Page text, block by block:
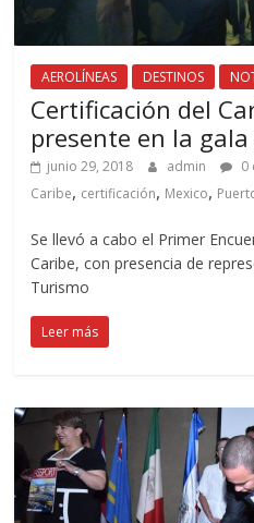
AEROLÍNEAS DESTINOS
Certificación del
presente en la
junio 29, 2018 admin 0
Caribe, certificación, Mexico,
Se llevó a cabo el Primer
Caribe, con presencia de
Turismo
Leer más